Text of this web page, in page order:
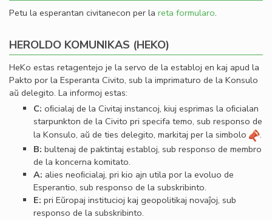
Petu la esperantan civitanecon per la reta formularo.
HEROLDO KOMUNIKAS (HEKO)
HeKo estas retagentejo je la servo de la establoj en kaj apud la
Pakto por la Esperanta Civito, sub la imprimaturo de la Konsulo
aŭ delegito. La informoj estas:
C: oﬁcialaj de la Civitaj instancoj, kiuj esprimas la oﬁcialan
starpunkton de la Civito pri specifa temo, sub responso de
la Konsulo, aŭ de ties delegito, markitaj per la simbolo
.
B: bultenaj de paktintaj establoj, sub responso de membro
de la koncerna komitato.
A: alies neoﬁcialaj, pri kio ajn utila por la evoluo de
Esperantio, sub responso de la subskribinto.
E: pri Eŭropaj institucioj kaj geopolitikaj novaĵoj, sub
responso de la subskribinto.